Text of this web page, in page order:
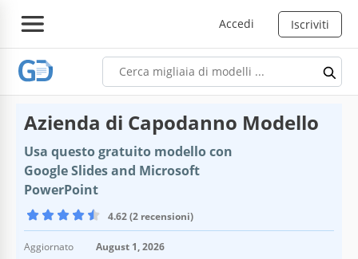
Accedi Iscriviti
Azienda di Capodanno Modello
Usa questo gratuito modello con
Google Slides and Microsoft
PowerPoint
4.62 (2 recensioni)
Aggiornato August 1, 2026